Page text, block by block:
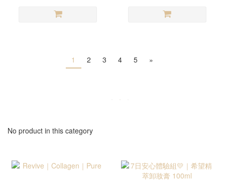
1 2 3 4 5 »
No product in this category